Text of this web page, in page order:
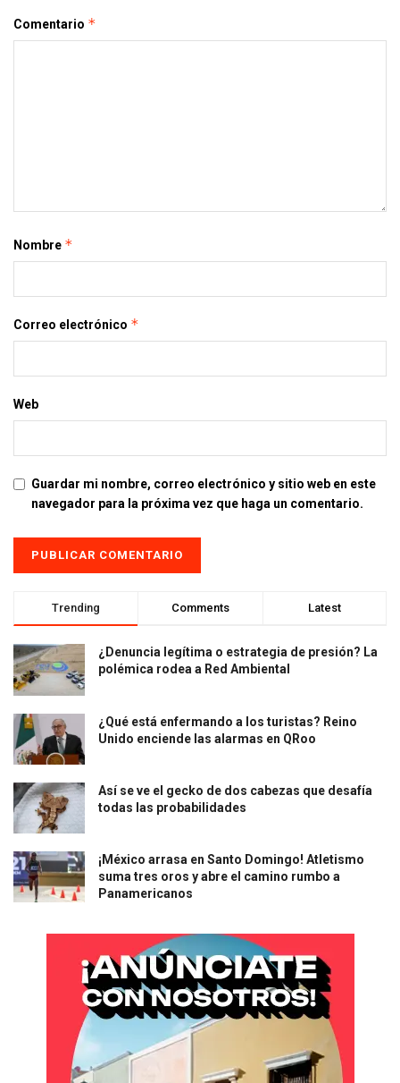
Comentario *
Nombre *
Correo electrónico *
Web
Guardar mi nombre, correo electrónico y sitio web en este
navegador para la próxima vez que haga un comentario.
Trending Comments Latest
¿Denuncia legítima o estrategia de presión? La
polémica rodea a Red Ambiental
¿Qué está enfermando a los turistas? Reino
Unido enciende las alarmas en QRoo
Así se ve el gecko de dos cabezas que desafía
todas las probabilidades
¡México arrasa en Santo Domingo! Atletismo
suma tres oros y abre el camino rumbo a
Panamericanos